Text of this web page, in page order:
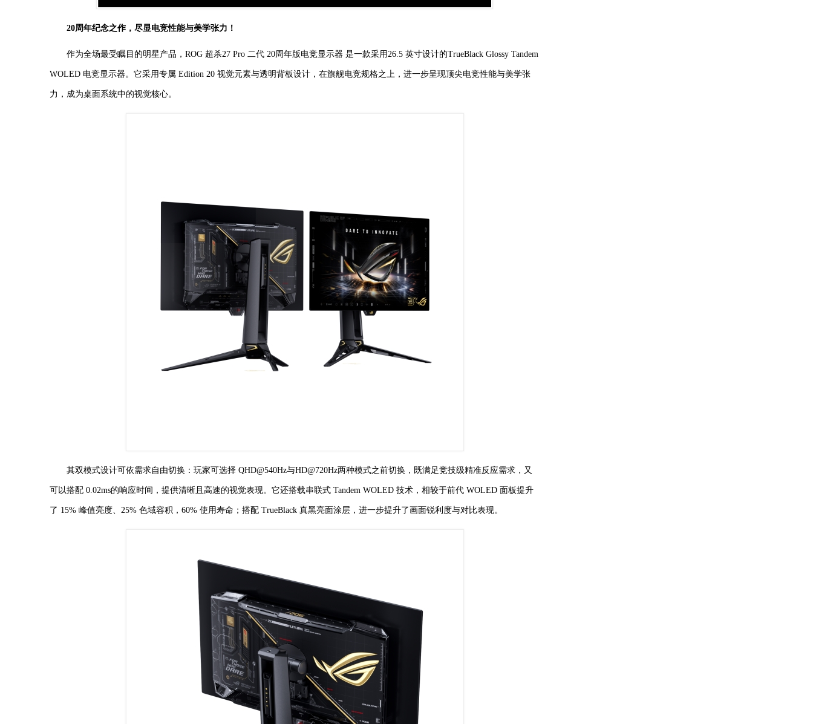
20周年纪念之作，尽显电竞性能与美学张力！
作为全场最受瞩目的明星产品，ROG 超杀27 Pro 二代 20周年版电竞显示器 是一款采用26.5 英寸设计的TrueBlack Glossy Tandem
WOLED 电竞显示器。它采用专属 Edition 20 视觉元素与透明背板设计，在旗舰电竞规格之上，进一步呈现顶尖电竞性能与美学张
力，成为桌面系统中的视觉核心。
其双模式设计可依需求自由切换：玩家可选择 QHD@540Hz与HD@720Hz两种模式之前切换，既满足竞技级精准反应需求，又
可以搭配 0.02ms的响应时间，提供清晰且高速的视觉表现。它还搭载串联式 Tandem WOLED 技术，相较于前代 WOLED 面板提升
了 15% 峰值亮度、25% 色域容积，60% 使用寿命；搭配 TrueBlack 真黑亮面涂层，进一步提升了画面锐利度与对比表现。